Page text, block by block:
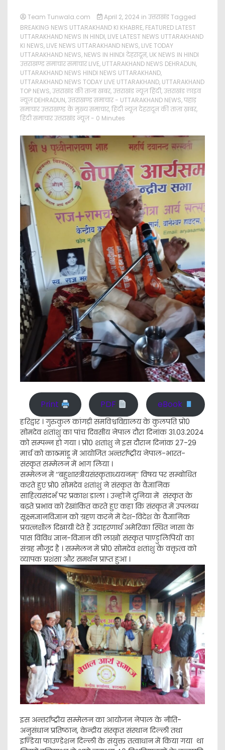
Team Tunwala.com April 2, 2024 in उत्तराखंड Tagged
BREAKING NEWS UTTARAKHAND KI KHABRE, FEATURED LATEST
UTTARAKHAND NEWS IN HINDI, LIVE LATEST NEWS UTTARAKHAND
KI NEWS, LIVE NEWS UTTARAKHAND NEWS, LIVE TODAY
UTTARAKHAND NEWS, NEWS IN HINDI देहरादून, UK NEWS IN HINDI
उत्तराखण्ड समाचार समाचार LIVE, UTTARAKHAND NEWS DEHRADUN,
UTTARAKHAND NEWS HINDI NEWS UTTARAKHAND,
UTTARAKHAND NEWS TODAY LIVE UTTARAKHAND, UTTARAKHAND
TOP NEWS,उत्तराखंड की ताजा खबर,उत्तराखंड न्यूज़ हिंदी,उत्तराखंड लाइव
न्यूज़ DEHRADUN,उत्तराखण्ड समाचार - UTTARAKHAND NEWS,पहाड़
समाचार उत्तराखण्ड के मुख्य समाचार,हिंदी न्यूज़ देहरादून की ताज़ा ख़बर,
हिंदी समाचार उत्तराखंड न्यूज़ - 0 Minutes
Print PDF eBook
हरिद्वार । गुरुकुल कांगड़ी समविश्वविद्यालय के कुलपति प्रो0
सोमदेव शतांशु का पांच दिवसीय नेपाल दौरा दिनांक 31.03.2024
को सम्पन्न हो गया । प्रो0 शतांशु ने इस दौरान दिनांक 27-29
मार्च को काठमांडू में आयोजित अन्तर्राष्ट्रीय नेपाल-भारत-
संस्कृत सम्मेलन में भाग लिया ।
सम्मेलन में ‘‘बहुशास्त्रीयसंस्कृताध्ययनम्’’ विषय पर सम्बोधित
करते हुए प्रो0 सोमदेव शतांशु ने संस्कृत के वैज्ञानिक
साहित्यसंदर्भ पर प्रकाश डाला । उन्होंने दुनिया में संस्कृत के
बढ़ते प्रभाव को रेखांकित करते हुए कहा कि संस्कृत में उपलब्ध
सूक्ष्मज्ञानविज्ञान को ग्रहण करने में देश-विदेश के वैज्ञानिक
प्रयत्नशील दिखायी देते हैं उदाहरणार्थ अमेरिका स्थित नासा के
पास विविध ज्ञान-विज्ञान की लाखों संस्कृत पाण्डुलिपियों का
संग्रह मौजूद है । सम्मेलन में प्रो0 सोमदेव शतांशु के वक्तृत्व को
व्यापक प्रशंसा और समर्थन प्राप्त हुआ ।
इस अन्तर्राष्ट्रीय सम्मेलन का आयोजन नेपाल के नीति-
अनुसंधान प्रतिष्ठान, केन्द्रीय संस्कृत संस्थान दिल्ली तथा
इण्डिया फाउण्डेशन दिल्ली के संयुक्त तत्वाधान में किया गया था